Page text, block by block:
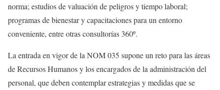
norma; estudios de valuación de peligros y tiempo laboral;
programas de bienestar y capacitaciones para un entorno
conveniente, entre otras consultorías 360º.
La entrada en vigor de la NOM 035 supone un reto para las áreas
de Recursos Humanos y los encargados de la administración del
personal, que deben contemplar estrategias y medidas que se